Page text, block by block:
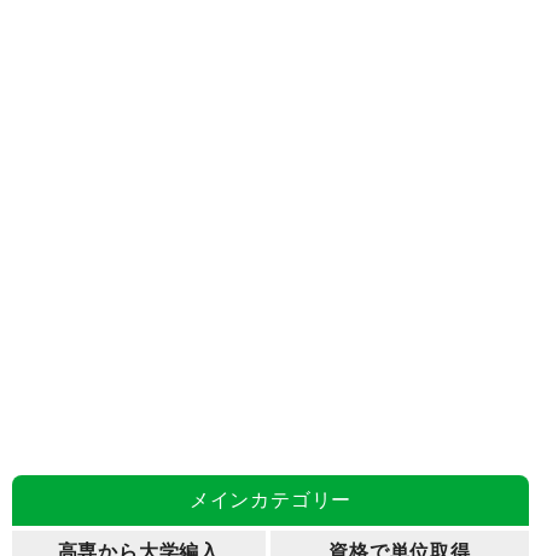
メインカテゴリー
高専から大学編入 資格で単位取得